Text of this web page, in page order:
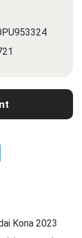
Kona 2023